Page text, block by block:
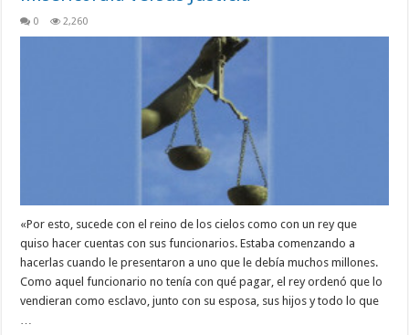
0 2,260
«Por esto, sucede con el reino de los cielos como con un rey que
quiso hacer cuentas con sus funcionarios. Estaba comenzando a
hacerlas cuando le presentaron a uno que le debía muchos millones.
Como aquel funcionario no tenía con qué pagar, el rey ordenó que lo
vendieran como esclavo, junto con su esposa, sus hijos y todo lo que
…